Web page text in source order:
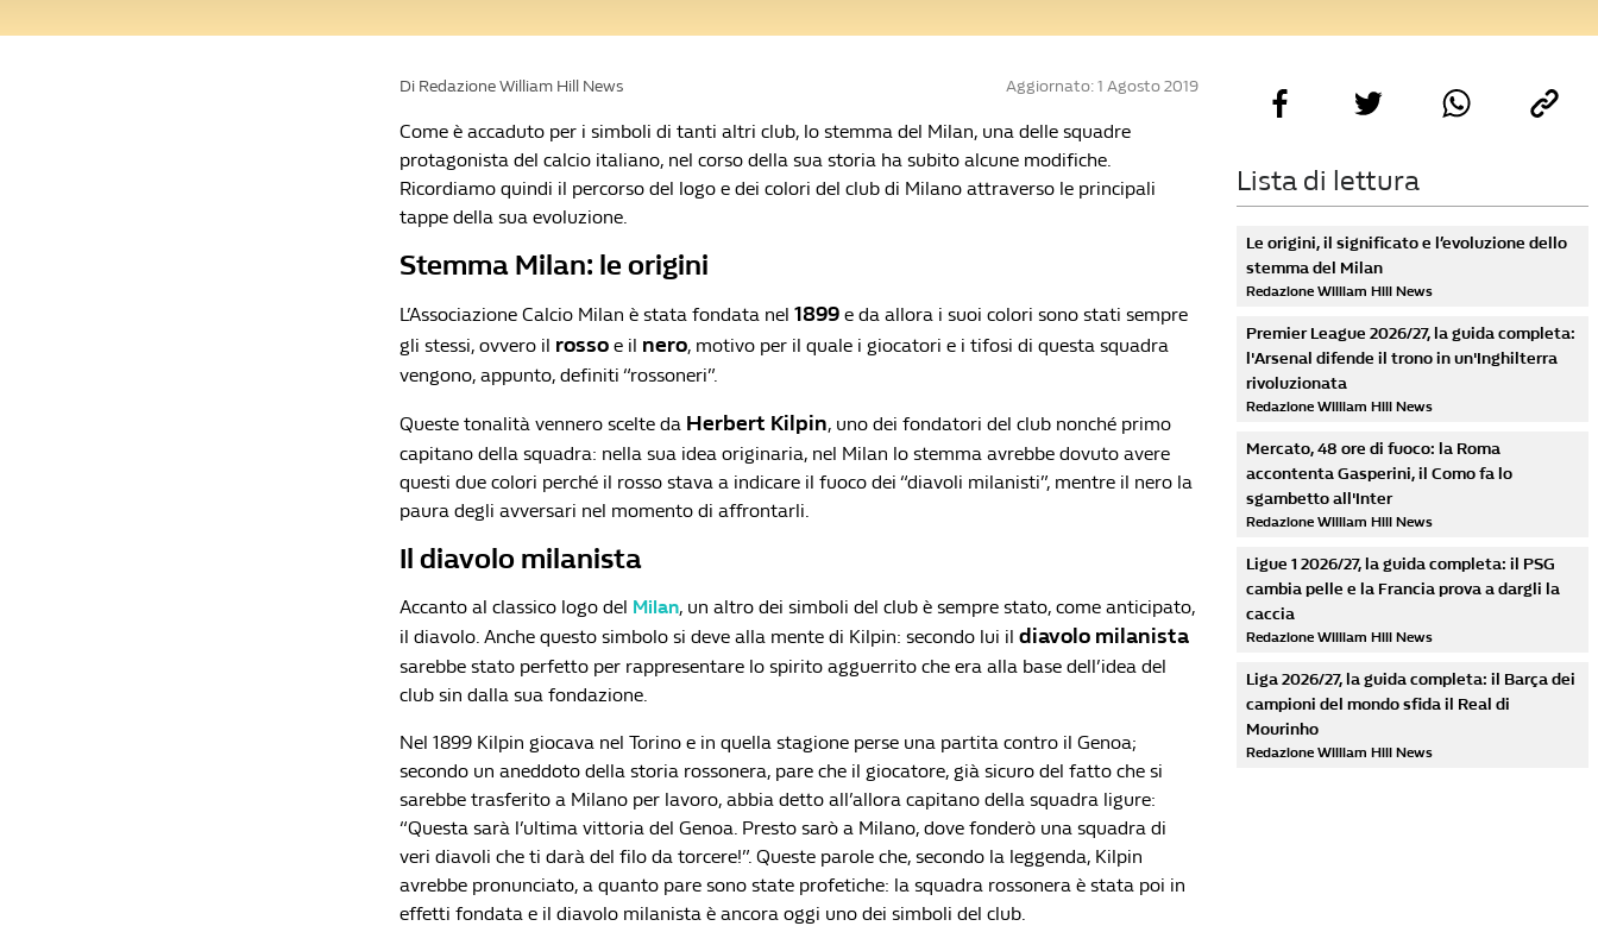
Di Redazione William Hill News Aggiornato: 1 Agosto 2019
Come è accaduto per i simboli di tanti altri club, lo stemma del Milan, una delle squadre
protagonista del calcio italiano, nel corso della sua storia ha subito alcune modifiche.
Ricordiamo quindi il percorso del logo e dei colori del club di Milano attraverso le principali
tappe della sua evoluzione.
Stemma Milan: le origini
L’Associazione Calcio Milan è stata fondata nel 1899 e da allora i suoi colori sono stati sempre
gli stessi, ovvero il rosso e il nero, motivo per il quale i giocatori e i tifosi di questa squadra
vengono, appunto, definiti “rossoneri”.
Queste tonalità vennero scelte da Herbert Kilpin, uno dei fondatori del club nonché primo
capitano della squadra: nella sua idea originaria, nel Milan lo stemma avrebbe dovuto avere
questi due colori perché il rosso stava a indicare il fuoco dei “diavoli milanisti”, mentre il nero la
paura degli avversari nel momento di affrontarli.
Il diavolo milanista
Accanto al classico logo del Milan, un altro dei simboli del club è sempre stato, come anticipato,
il diavolo. Anche questo simbolo si deve alla mente di Kilpin: secondo lui il diavolo milanista
sarebbe stato perfetto per rappresentare lo spirito agguerrito che era alla base dell’idea del
club sin dalla sua fondazione.
Nel 1899 Kilpin giocava nel Torino e in quella stagione perse una partita contro il Genoa;
secondo un aneddoto della storia rossonera, pare che il giocatore, già sicuro del fatto che si
sarebbe trasferito a Milano per lavoro, abbia detto all’allora capitano della squadra ligure:
“Questa sarà l’ultima vittoria del Genoa. Presto sarò a Milano, dove fonderò una squadra di
veri diavoli che ti darà del filo da torcere!”. Queste parole che, secondo la leggenda, Kilpin
avrebbe pronunciato, a quanto pare sono state profetiche: la squadra rossonera è stata poi in
effetti fondata e il diavolo milanista è ancora oggi uno dei simboli del club.
Lista di lettura
Le origini, il significato e l’evoluzione dello
stemma del Milan
Redazione William Hill News
Premier League 2026/27, la guida completa:
l'Arsenal difende il trono in un'Inghilterra
rivoluzionata
Redazione William Hill News
Mercato, 48 ore di fuoco: la Roma
accontenta Gasperini, il Como fa lo
sgambetto all'Inter
Redazione William Hill News
Ligue 1 2026/27, la guida completa: il PSG
cambia pelle e la Francia prova a dargli la
caccia
Redazione William Hill News
Liga 2026/27, la guida completa: il Barça dei
campioni del mondo sfida il Real di
Mourinho
Redazione William Hill News